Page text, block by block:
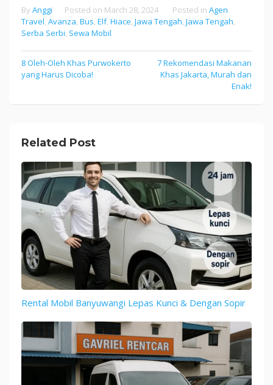
By Anggi Posted on March 28, 2024 Posted in Agen
Travel, Avanza, Bus, Elf, Hiace, Jawa Tengah, Jawa Tengah,
Serba Serbi, Sewa Mobil
Post
navigation
8 Oleh-Oleh Khas Purwokerto
yang Harus Dicoba!
7 Rekomendasi Makanan
Khas Jakarta, Murah dan
Enak!
Related Post
Rental Mobil Banyuwangi Lepas Kunci & Dengan Sopir